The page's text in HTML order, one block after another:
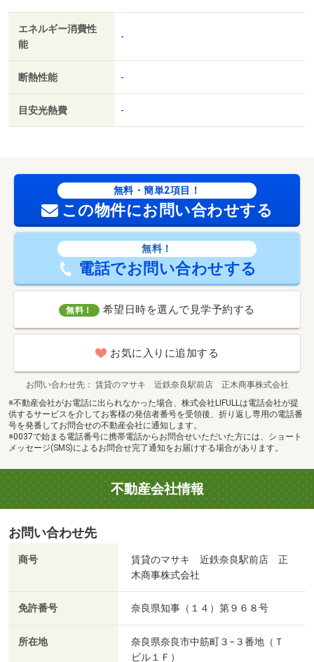
エネルギー消費性
能
-
断熱性能 -
目安光熱費 -
無料・簡単2項目！
この物件にお問い合わせする
無料！
電話でお問い合わせする
無料！ 希望日時を選んで見学予約する
お気に入りに追加する
お問い合わせ先
賃貸のマサキ 近鉄奈良駅前店 正木商事株式会社
※不動産会社がお電話に出られなかった場合、株式会社LIFULLは電話会社が提
供するサービスを介してお客様の発信者番号を受領後、折り返し専用の電話番
号を発番してお問合せの不動産会社に通知します。
※0037で始まる電話番号に携帯電話からお問合せいただいた方には、ショート
メッセージ(SMS)によるお問合せ完了通知をお届けする場合があります。
不動産会社情報
お問い合わせ先
商号
賃貸のマサキ 近鉄奈良駅前店 正
木商事株式会社
免許番号 奈良県知事（１４）第９６８号
所在地
奈良県奈良市中筋町３−３番地（Ｔ
ビル１Ｆ）